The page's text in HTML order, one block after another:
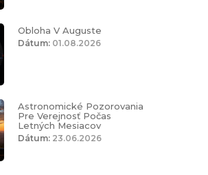
Obloha V Auguste
Dátum: 01.08.2026
Astronomické Pozorovania
Pre Verejnosť Počas
Letných Mesiacov
Dátum: 23.06.2026